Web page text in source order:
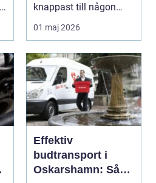
knappast till någon
bilägares drömscen...
01 maj 2026
Effektiv
budtransport i
Oskarshamn: Så